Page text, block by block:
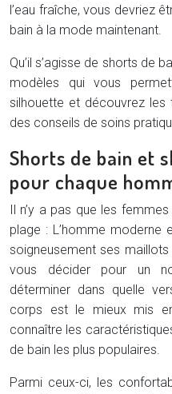
l’eau fraîche, vous devriez
bain à la mode maintenant.
Qu’il s’agisse de shorts de
modèles qui vous
silhouette et découvrez les
des conseils de soins
Shorts de bain et
pour chaque
Il n’y a pas que les
plage : L’homme moderne
soigneusement ses
vous décider pour un
déterminer dans quelle
corps est le mieux mis
connaître les
de bain les plus populaires.
Parmi ceux-ci, les